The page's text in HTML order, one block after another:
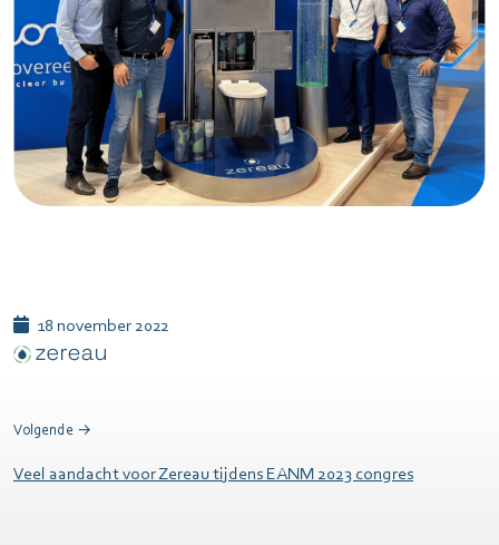
18 november 2022
Volgende →
Veel aandacht voor Zereau tijdens EANM 2023 congres